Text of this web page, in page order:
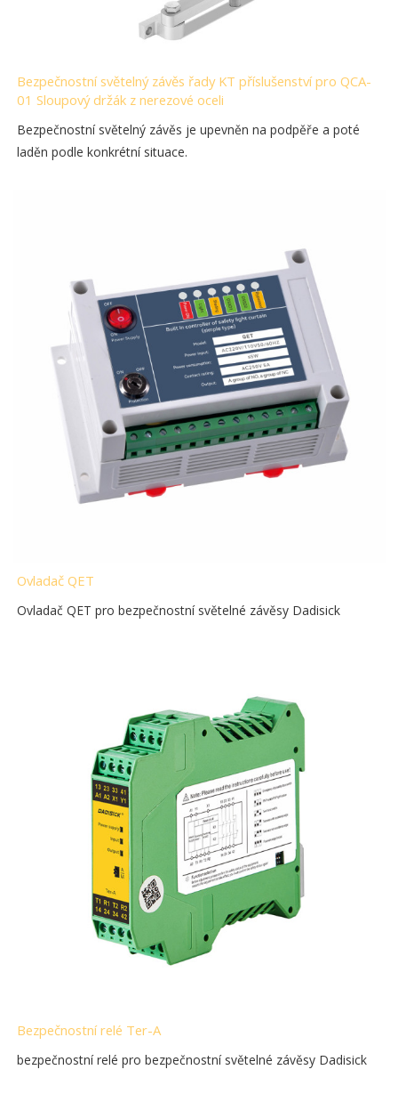
Bezpečnostní světelný závěs řady KT příslušenství pro QCA-
01 Sloupový držák z nerezové oceli
Bezpečnostní světelný závěs je upevněn na podpěře a poté
laděn podle konkrétní situace.
Ovladač QET
Ovladač QET pro bezpečnostní světelné závěsy Dadisick
Bezpečnostní relé Ter-A
bezpečnostní relé pro bezpečnostní světelné závěsy Dadisick